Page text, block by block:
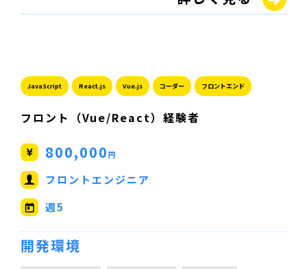
JavaScript React.js Vue.js コーダー フロントエンド
フロント（Vue/React）経験者
800,000円
フロントエンジニア
週5
開発環境